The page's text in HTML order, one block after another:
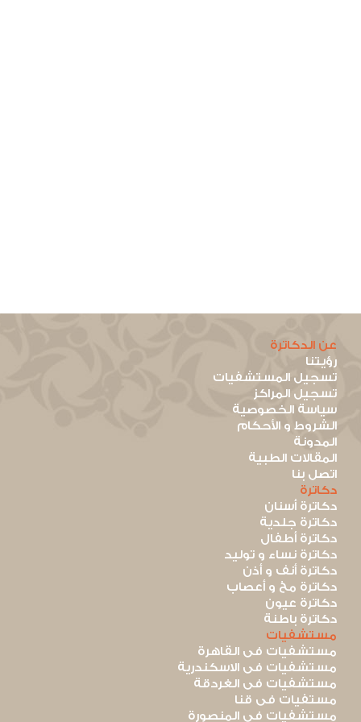
عن الدكاترة
رؤيتنا
تسجيل المستشفيات
تسجيل المراكز
سياسة الخصوصية
الشروط و الأحكام
المدونة
المقالات الطبية
اتصل بنا
دكاترة
دكاترة أسنان
دكاترة جلدية
دكاترة أطفال
دكاترة نساء و توليد
دكاترة أنف و أذن
دكاترة مخ و أعصاب
دكاترة عيون
دكاترة باطنة
مستشفيات
مستشفيات فى القاهرة
مستشفيات فى الاسكندرية
مستشفيات فى الغردقة
مستفيات فى قنا
مستشفيات فى المنصورة